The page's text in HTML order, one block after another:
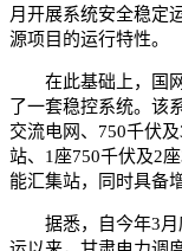
月开展系统安全稳定
源项目的运行特性。
在此基础上，国
了一套稳控系统。该
交流电网、750千伏
站、1座750千伏及2
能汇集站，同时具备
据悉，自今年3